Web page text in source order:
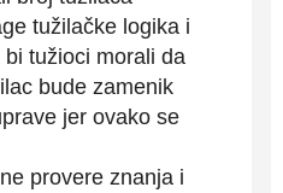
tužilačke logika i
tužioci morali da
bude zamenik
jer ovako se
provere znanja i